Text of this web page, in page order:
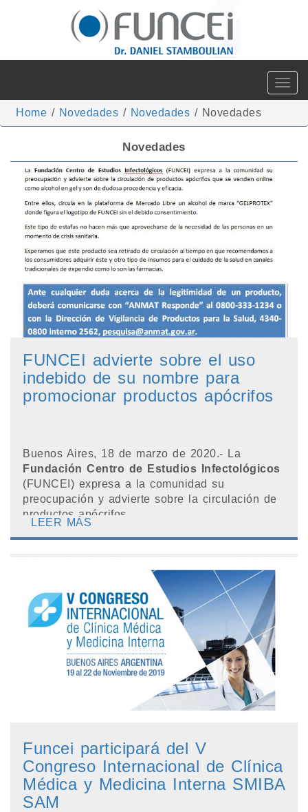
Toggle
Home / Novedades / Novedades / Novedades
Novedades
FUNCEI advierte sobre el uso
indebido de su nombre para
promocionar productos apócrifos
Buenos Aires, 18 de marzo de 2020.- La
Fundación Centro de Estudios Infectológicos
(FUNCEI) expresa a la comunidad su
preocupación y advierte sobre la circulación de
productos apócrifos ...
LEER MÁS
Funcei participará del V
Congreso Internacional de Clínica
Médica y Medicina Interna SMIBA
SAM